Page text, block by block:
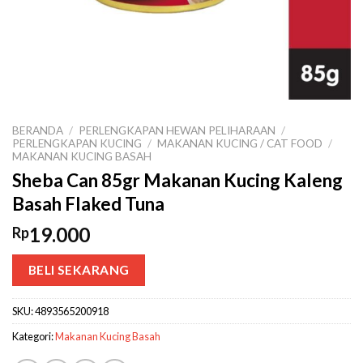
BERANDA / PERLENGKAPAN HEWAN PELIHARAAN /
PERLENGKAPAN KUCING / MAKANAN KUCING / CAT FOOD /
MAKANAN KUCING BASAH
Sheba Can 85gr Makanan Kucing Kaleng
Basah Flaked Tuna
Rp19.000
BELI SEKARANG
SKU:4893565200918
Kategori:Makanan Kucing Basah